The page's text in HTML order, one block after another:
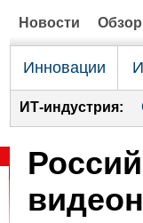
Новости
Инновации
ИТ-индустрия: